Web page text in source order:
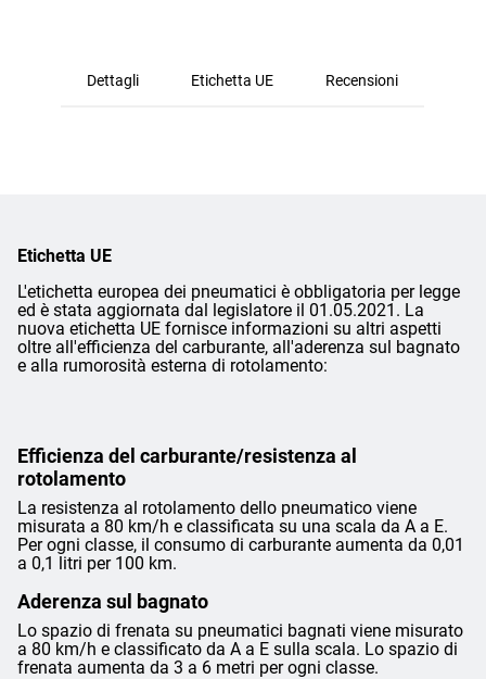
Dettagli Etichetta UE Recensioni
Etichetta UE
L'etichetta europea dei pneumatici è obbligatoria per legge
ed è stata aggiornata dal legislatore il 01.05.2021. La
nuova etichetta UE fornisce informazioni su altri aspetti
oltre all'efficienza del carburante, all'aderenza sul bagnato
e alla rumorosità esterna di rotolamento:
Efficienza del carburante/resistenza al
rotolamento
La resistenza al rotolamento dello pneumatico viene
misurata a 80 km/h e classificata su una scala da A a E.
Per ogni classe, il consumo di carburante aumenta da 0,01
a 0,1 litri per 100 km.
Aderenza sul bagnato
Lo spazio di frenata su pneumatici bagnati viene misurato
a 80 km/h e classificato da A a E sulla scala. Lo spazio di
frenata aumenta da 3 a 6 metri per ogni classe.